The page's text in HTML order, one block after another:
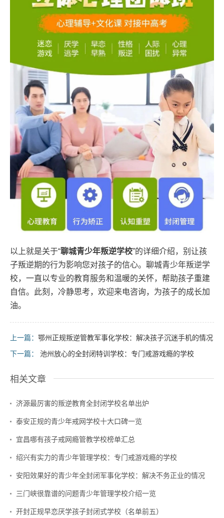
以上就是关于“聊城青少年叛逆学校”的详细介绍，别让孩
子叛逆期的行为影响您对孩子的信心。聊城青少年叛逆学
校，一直以专业的教育服务和温暖的关怀，帮助孩子重建
自信。此刻，冷静思考，欢迎来电咨询，为孩子的成长加
油。
上一篇： 鄂州正规叛逆管教军事化学校：解决孩子沉迷手机的情况
下一篇：
池州放心的全封闭特训学校：专门戒游戏瘾的学校
相关文章
济源最厉害的叛逆教育全封闭学校名单出炉
泰安正规的青少年戒网学校十大口碑一览
宜昌哪有孩子戒网瘾管教学校榜单汇总
绍兴有实力的青少年管理学校：专门戒游戏瘾的学校
安阳效果好的青少年全封闭军事化学校：解决不务正业的情况
三门峡很靠谱的问题青少年管理学校介绍一览
开封正规早恋厌学孩子封闭式学校（名单前五）